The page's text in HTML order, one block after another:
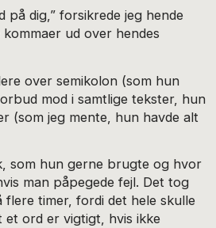
på dig,” forsikrede jeg hende
ud over hendes
over semikolon (som hun
mod i samtlige tekster, hun
(som jeg mente, hun havde alt
som hun gerne brugte og hvor
man påpegede fejl. Det tog
flere timer, fordi det hele skulle
ord er vigtigt, hvis ikke